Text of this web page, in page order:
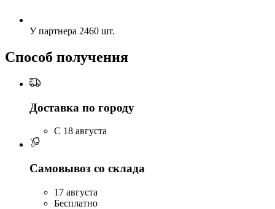
У партнера 2460 шт.
Способ получения
Доставка по городу
C 18 августа
Самовывоз со склада
17 августа
Бесплатно